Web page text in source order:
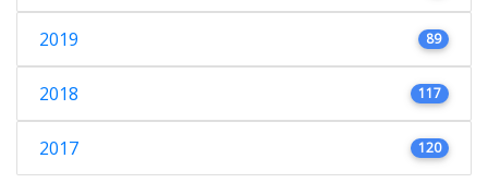
2019 89
2018 117
2017 120